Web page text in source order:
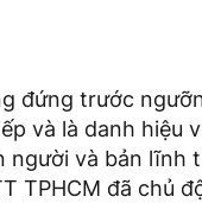
đứng trước
và là danh hiệu
và bản lĩnh
TPHCM đã chủ